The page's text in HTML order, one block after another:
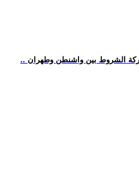
الشروط بين واشنطن وطهران